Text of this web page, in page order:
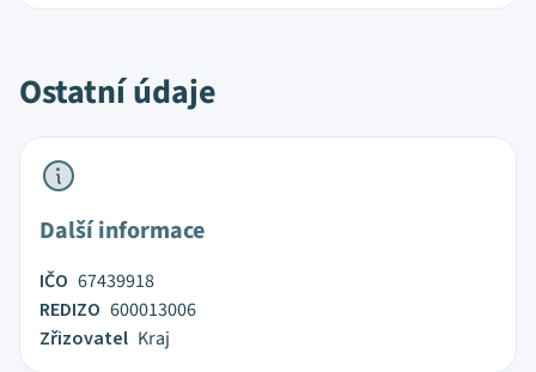
Ostatní údaje
Další informace
IČO 67439918
REDIZO 600013006
Zřizovatel Kraj